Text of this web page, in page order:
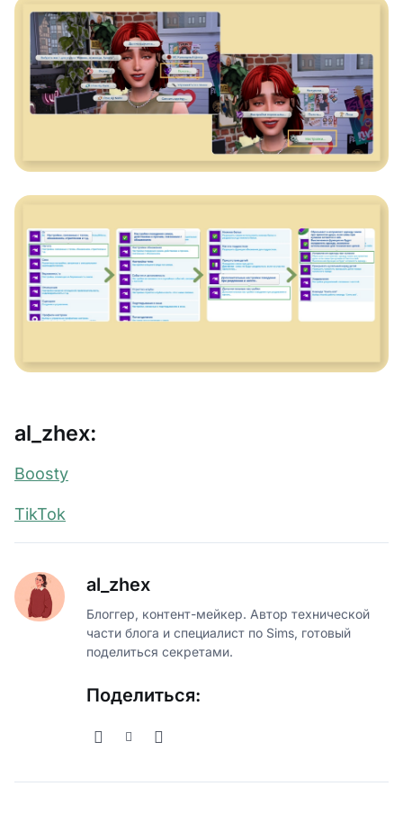
al_zhex:
Boosty
TikTok
al_zhex
Блоггер, контент-мейкер. Автор технической
части блога и специалист по Sims, готовый
поделиться секретами.
Поделиться: